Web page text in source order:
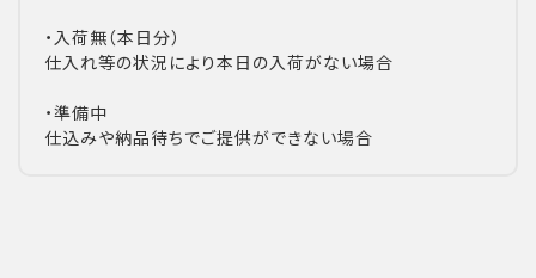
・入荷無（本日分）
仕入れ等の状況により本日の入荷がない場合
・準備中
仕込みや納品待ちでご提供ができない場合